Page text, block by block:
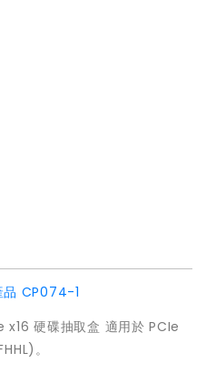
品 CP074-1
硬碟抽取盒 適用於 PCIe
。